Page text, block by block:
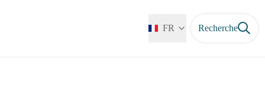
FR Recherche